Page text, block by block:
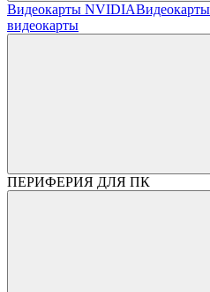
Видеокарты NVIDIA
видеокарты
ПЕРИФЕРИЯ ДЛЯ ПК